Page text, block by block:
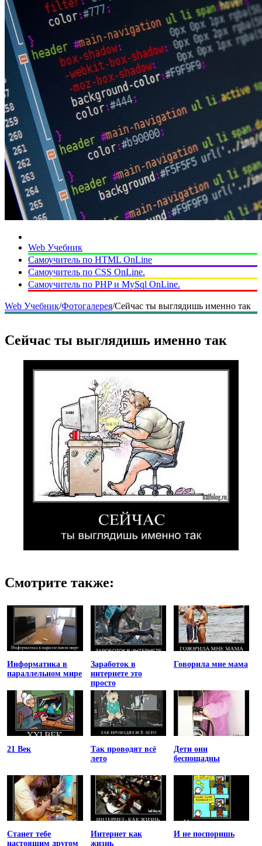
Web Учебник
Самоучитель по HTML OnLine
Самоучитель по CSS OnLine.
Самоучитель по PHP и MySql OnLine.
Web Учебник/Фотогалерея/Сейчас ты выглядишь именно так
Сейчас ты выглядишь именно так
Смотрите также:
Информатика в
параллельном мире
Заработок в
интернете это
просто
Говорила мне мама
21 Век
Так проводят всё
лето
Дети они
беспощадны
Станет тебе
настоящим другом
Интернет как
жизнь
И не поспоришь